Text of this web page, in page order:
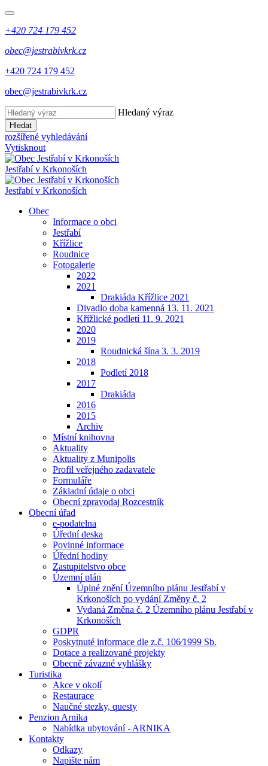
+420 724 179 452
obec@jestrabivkrk.cz
+420 724 179 452
obec@jestrabivkrk.cz
Hledaný výraz
Hledat
rozšířené vyhledávání
Vytisknout
Jestřabí v Krkonoších
Jestřabí v Krkonoších
Obec
Informace o obci
Jestřabí
Křížlice
Roudnice
Fotogalerie
2022
2021
Drakiáda Křížlice 2021
Divadlo doba kamenná 13. 11. 2021
Křížlické podletí 11. 9. 2021
2020
2019
Roudnická šína 3. 3. 2019
2018
Podletí 2018
2017
Drakiáda
2016
2015
Archiv
Místní knihovna
Aktuality
Aktuality z Munipolis
Profil veřejného zadavatele
Formuláře
Základní údaje o obci
Obecní zpravodaj Rozcestník
Obecní úřad
e-podatelna
Úřední deska
Povinné informace
Úřední hodiny
Zastupitelstvo obce
Územní plán
Úplné znění Územního plánu Jestřabí v
Krkonoších po vydání Změny č. 2
Vydaná Změna č. 2 Územního plánu Jestřabí v
Krkonoších
GDPR
Poskytnuté informace dle z.č. 106⁄1999 Sb.
Dotace a realizované projekty
Obecně závazné vyhlášky
Turistika
Akce v okolí
Restaurace
Naučné stezky, questy
Penzion Arnika
Nabídka ubytování - ARNIKA
Kontakty
Odkazy
Napište nám